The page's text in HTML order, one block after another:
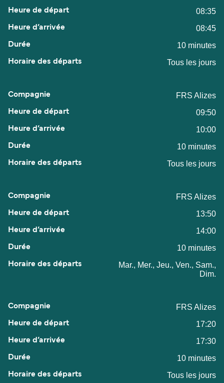
08:35
08:45
10 minutes
Tous les jours
FRS Alizes
09:50
10:00
10 minutes
Tous les jours
FRS Alizes
13:50
14:00
10 minutes
Mar., Mer., Jeu., Ven., Sam.,
Dim.
FRS Alizes
17:20
17:30
10 minutes
Tous les jours